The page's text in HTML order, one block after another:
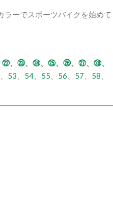
ラーでスポーツバイクを始めて
㉒、 ㉓、 ㉔、 ㉕、 ㉖、 ㉗、 ㉘、
53 54 55 56 57 58